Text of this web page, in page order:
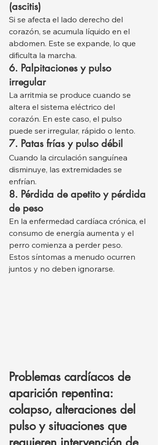
(ascitis)
Si se afecta el lado derecho del
corazón, se acumula líquido en el
abdomen. Este se expande, lo que
dificulta la marcha.
6. Palpitaciones y pulso
irregular
La arritmia se produce cuando se
altera el sistema eléctrico del
corazón. En este caso, el pulso
puede ser irregular, rápido o lento.
7. Patas frías y pulso débil
Cuando la circulación sanguínea
disminuye, las extremidades se
enfrían.
8. Pérdida de apetito y pérdida
de peso
En la enfermedad cardíaca crónica, el
consumo de energía aumenta y el
perro comienza a perder peso.
Estos síntomas a menudo ocurren
juntos y no deben ignorarse.
Problemas cardíacos de
aparición repentina:
colapso, alteraciones del
pulso y situaciones que